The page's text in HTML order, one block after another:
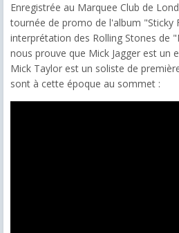
Enregistrée au Marquee Club de
tournée de promo de l'album "Sticky
interprétation des Rolling Stones de
nous prouve que Mick Jagger est un
Mick Taylor est un soliste de
sont à cette époque au sommet :